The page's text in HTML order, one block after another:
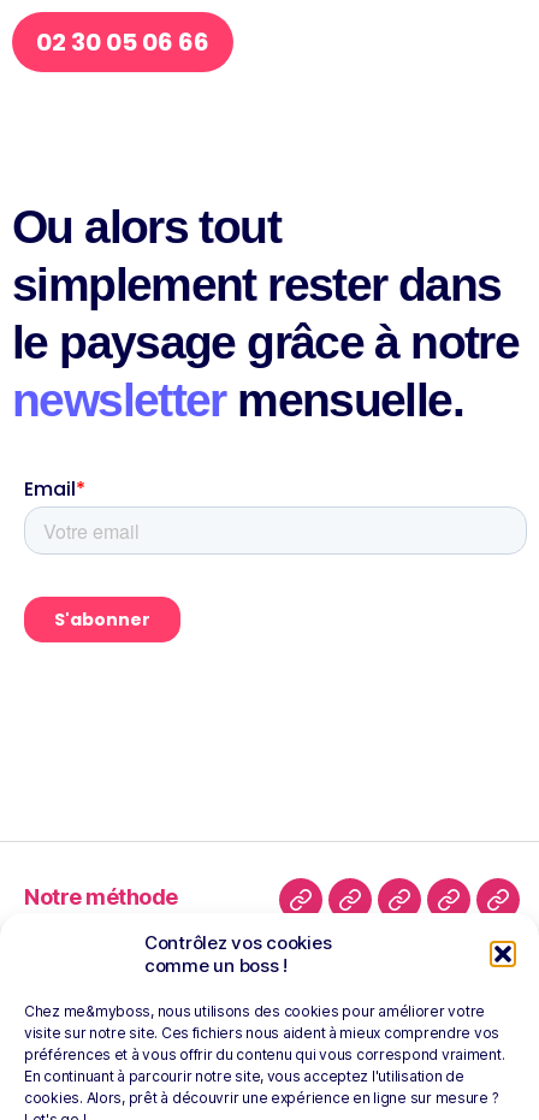
Contrôlez vos cookies
comme un boss !
Chez me&myboss, nous utilisons des cookies pour améliorer votre
visite sur notre site. Ces fichiers nous aident à mieux comprendre vos
préférences et à vous offrir du contenu qui vous correspond vraiment.
En continuant à parcourir notre site, vous acceptez l'utilisation de
cookies. Alors, prêt à découvrir une expérience en ligne sur mesure ?
Ou alors tout
simplement rester dans
le paysage grâce à notre
newsletter mensuelle.
Notre méthode
Notre programme
candidat
Nos conférences &
ateliers
Nos recruteurs